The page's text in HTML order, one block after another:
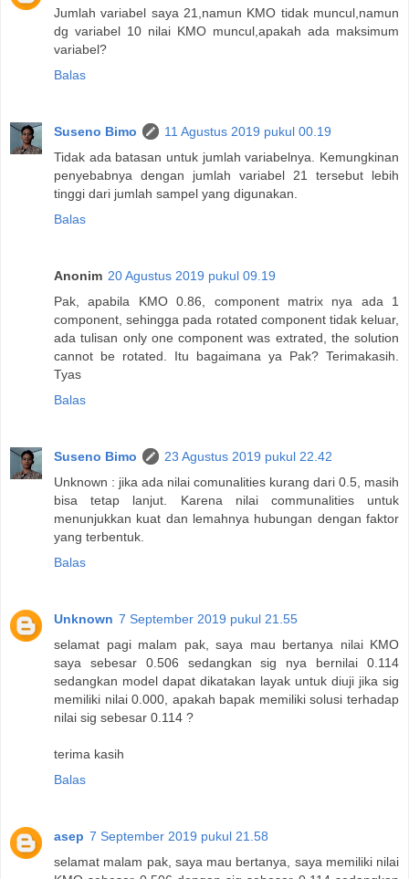
Jumlah variabel saya 21,namun KMO tidak muncul,namun
dg variabel 10 nilai KMO muncul,apakah ada maksimum
variabel?
Balas
Suseno Bimo
11 Agustus 2019 pukul 00.19
Tidak ada batasan untuk jumlah variabelnya. Kemungkinan
penyebabnya dengan jumlah variabel 21 tersebut lebih
tinggi dari jumlah sampel yang digunakan.
Balas
Anonim 20 Agustus 2019 pukul 09.19
Pak, apabila KMO 0.86, component matrix nya ada 1
component, sehingga pada rotated component tidak keluar,
ada tulisan only one component was extrated, the solution
cannot be rotated. Itu bagaimana ya Pak? Terimakasih.
Tyas
Balas
Suseno Bimo
23 Agustus 2019 pukul 22.42
Unknown : jika ada nilai comunalities kurang dari 0.5, masih
bisa tetap lanjut. Karena nilai communalities untuk
menunjukkan kuat dan lemahnya hubungan dengan faktor
yang terbentuk.
Balas
Unknown 7 September 2019 pukul 21.55
selamat pagi malam pak, saya mau bertanya nilai KMO
saya sebesar 0.506 sedangkan sig nya bernilai 0.114
sedangkan model dapat dikatakan layak untuk diuji jika sig
memiliki nilai 0.000, apakah bapak memiliki solusi terhadap
nilai sig sebesar 0.114 ?
terima kasih
Balas
asep 7 September 2019 pukul 21.58
selamat malam pak, saya mau bertanya, saya memiliki nilai